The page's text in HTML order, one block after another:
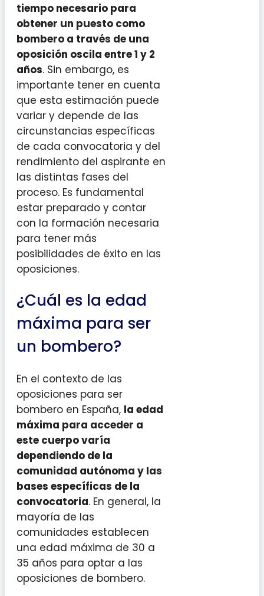
tiempo necesario para
obtener un puesto como
bombero a través de una
oposición oscila entre 1 y 2
años. Sin embargo, es
importante tener en cuenta
que esta estimación puede
variar y depende de las
circunstancias específicas
de cada convocatoria y del
rendimiento del aspirante en
las distintas fases del
proceso. Es fundamental
estar preparado y contar
con la formación necesaria
para tener más
posibilidades de éxito en las
oposiciones.
¿Cuál es la edad
máxima para ser
un bombero?
En el contexto de las
oposiciones para ser
bombero en España, la edad
máxima para acceder a
este cuerpo varía
dependiendo de la
comunidad autónoma y las
bases específicas de la
convocatoria. En general, la
mayoría de las
comunidades establecen
una edad máxima de 30 a
35 años para optar a las
oposiciones de bombero.